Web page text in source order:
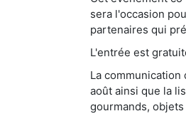
sera l'occasion
partenaires qui
L'entrée est
La
août ainsi que la
gourmands,